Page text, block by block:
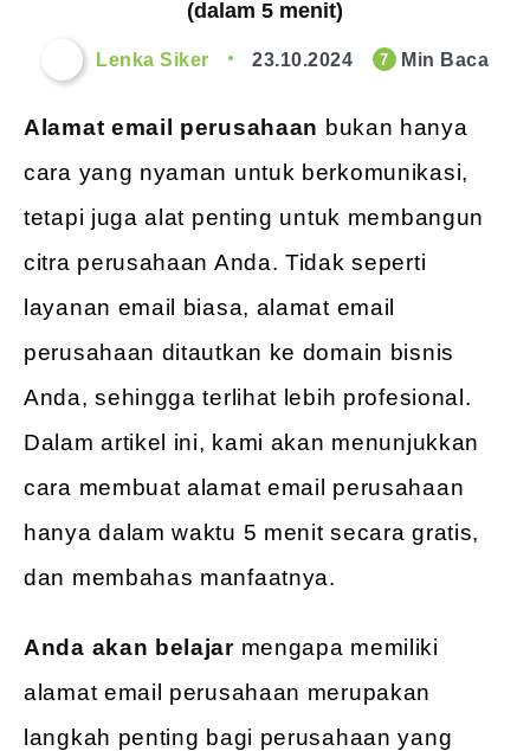
(dalam 5 menit)
Lenka Siker 23.10.2024 7 Min Baca
Alamat email perusahaan bukan hanya
cara yang nyaman untuk berkomunikasi,
tetapi juga alat penting untuk membangun
citra perusahaan Anda. Tidak seperti
layanan email biasa, alamat email
perusahaan ditautkan ke domain bisnis
Anda, sehingga terlihat lebih profesional.
Dalam artikel ini, kami akan menunjukkan
cara membuat alamat email perusahaan
hanya dalam waktu 5 menit secara gratis,
dan membahas manfaatnya.
Anda akan belajarmengapa memiliki
alamat email perusahaan merupakan
langkah penting bagi perusahaan yang